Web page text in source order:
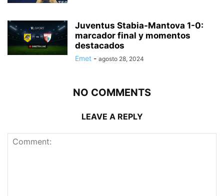
Juventus Stabia-Mantova 1-0:
marcador final y momentos
destacados
Emet - agosto 28, 2024
NO COMMENTS
LEAVE A REPLY